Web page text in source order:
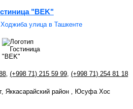
"BEK"
улица в Ташкенте
(+998 71) 215 59 99 (+998 71) 254 81 18
Яккасарайский район , Юсуфа Хос